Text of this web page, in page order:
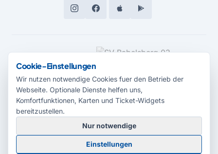
MEDIENPARTNER
© 2026 Radio Potsdam. Webseite entwickelt durch dieMedienagentur
Babelsberg
Cookie-Einstellungen
Wir nutzen notwendige Cookies fuer den Betrieb der
Webseite. Optionale Dienste helfen uns,
Komfortfunktionen, Karten und Ticket-Widgets
bereitzustellen.
Nur notwendige
Einstellungen